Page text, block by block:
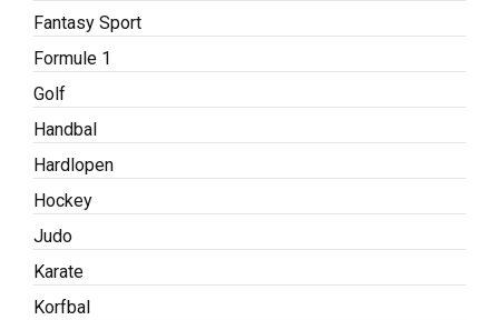
Fantasy Sport
Formule 1
Golf
Handbal
Hardlopen
Hockey
Judo
Karate
Korfbal